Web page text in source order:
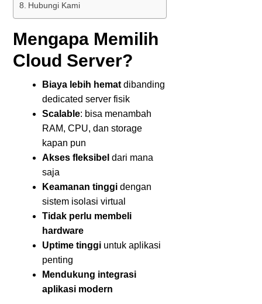
Hubungi Kami
Mengapa Memilih
Cloud Server?
Biaya lebih hemat dibanding
dedicated server fisik
Scalable: bisa menambah
RAM, CPU, dan storage
kapan pun
Akses fleksibel dari mana
saja
Keamanan tinggi dengan
sistem isolasi virtual
Tidak perlu membeli
hardware
Uptime tinggi untuk aplikasi
penting
Mendukung integrasi
aplikasi modern